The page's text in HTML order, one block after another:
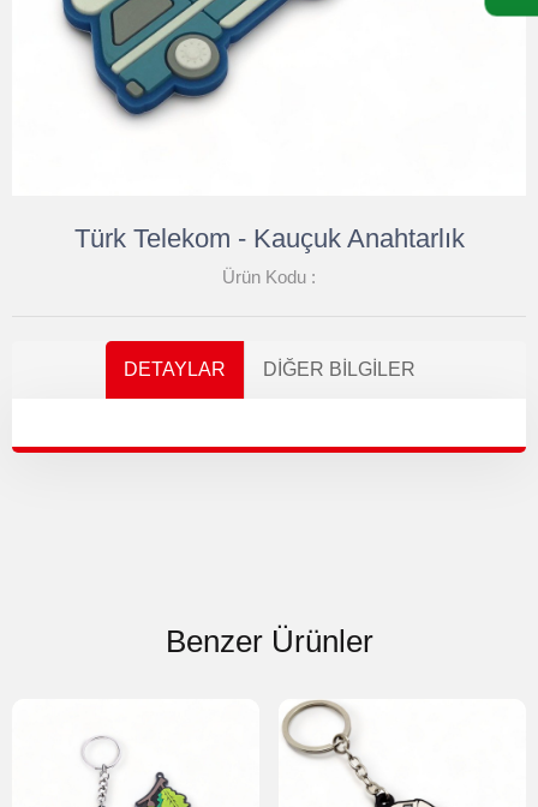
Türk Telekom - Kauçuk Anahtarlık
Ürün Kodu :
DETAYLAR DIĞER BILGILER
Benzer Ürünler